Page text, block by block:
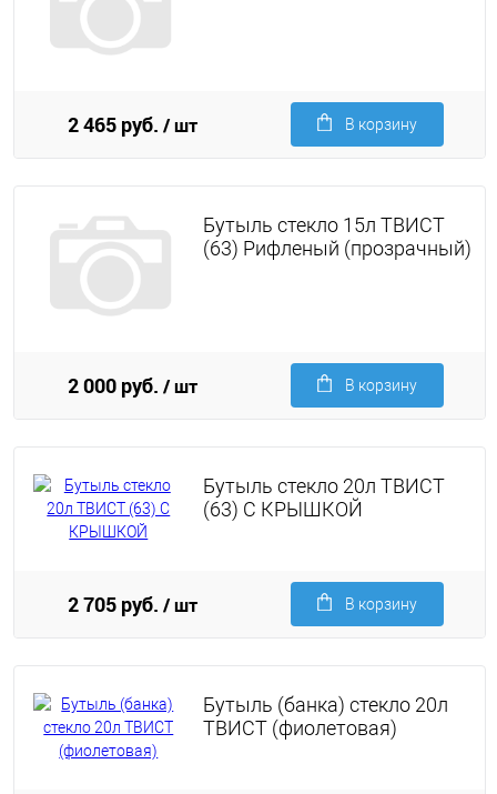
2 465 руб. / шт В корзину
Бутыль стекло 15л ТВИСТ
(63) Рифленый (прозрачный)
2 000 руб. / шт В корзину
Бутыль стекло 20л ТВИСТ
(63) С КРЫШКОЙ
2 705 руб. / шт В корзину
Бутыль (банка) стекло 20л
ТВИСТ (фиолетовая)